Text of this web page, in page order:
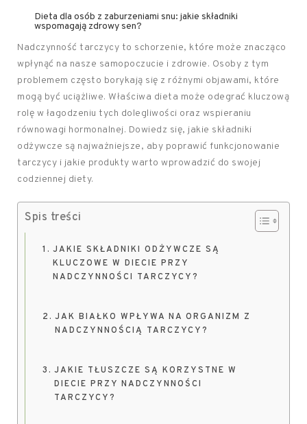
Dieta dla osób z zaburzeniami snu: jakie składniki
wspomagają zdrowy sen?
Nadczynność tarczycy to schorzenie, które może znacząco
wpłynąć na nasze samopoczucie i zdrowie. Osoby z tym
problemem często borykają się z różnymi objawami, które
mogą być uciążliwe. Właściwa dieta może odegrać kluczową
rolę w łagodzeniu tych dolegliwości oraz wspieraniu
równowagi hormonalnej. Dowiedz się, jakie składniki
odżywcze są najważniejsze, aby poprawić funkcjonowanie
tarczycy i jakie produkty warto wprowadzić do swojej
codziennej diety.
Spis treści
JAKIE SKŁADNIKI ODŻYWCZE SĄ
KLUCZOWE W DIECIE PRZY
NADCZYNNOŚCI TARCZYCY?
JAK BIAŁKO WPŁYWA NA ORGANIZM Z
NADCZYNNOŚCIĄ TARCZYCY?
JAKIE TŁUSZCZE SĄ KORZYSTNE W
DIECIE PRZY NADCZYNNOŚCI
TARCZYCY?